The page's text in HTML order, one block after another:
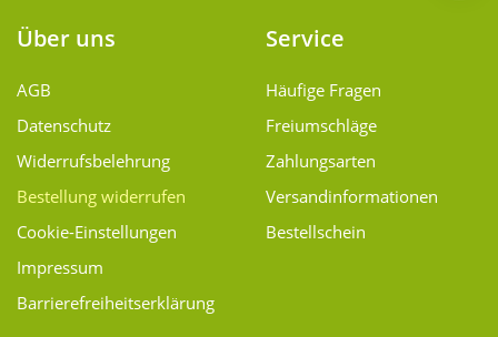
Über uns
AGB
Datenschutz
Widerrufsbelehrung
Bestellung widerrufen
Cookie-Einstellungen
Impressum
Barrierefreiheitserklärung
Service
Häufige Fragen
Freiumschläge
Zahlungsarten
Versand­informationen
Bestellschein